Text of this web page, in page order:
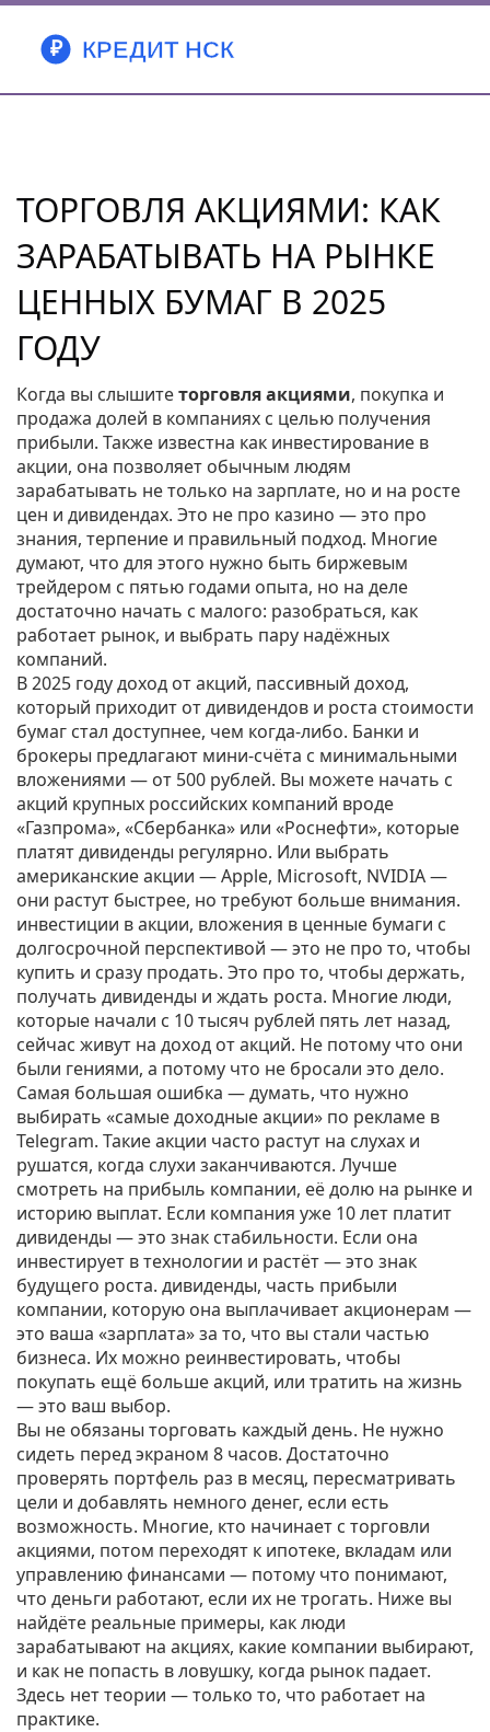
ТОРГОВЛЯ АКЦИЯМИ: КАК
ЗАРАБАТЫВАТЬ НА РЫНКЕ
ЦЕННЫХ БУМАГ В 2025
ГОДУ
Когда вы слышитеторговля акциями, покупка и
продажа долей в компаниях с целью получения
прибыли. Также известна как инвестирование в
акции, она позволяет обычным людям
зарабатывать не только на зарплате, но и на росте
цен и дивидендах. Это не про казино — это про
знания, терпение и правильный подход. Многие
думают, что для этого нужно быть биржевым
трейдером с пятью годами опыта, но на деле
достаточно начать с малого: разобраться, как
работает рынок, и выбрать пару надёжных
компаний.
В 2025 годудоход от акций, пассивный доход,
который приходит от дивидендов и роста стоимости
бумаг стал доступнее, чем когда-либо. Банки и
брокеры предлагают мини-счёта с минимальными
вложениями — от 500 рублей. Вы можете начать с
акций крупных российских компаний вроде
«Газпрома», «Сбербанка» или «Роснефти», которые
платят дивиденды регулярно. Или выбрать
американские акции — Apple, Microsoft, NVIDIA —
они растут быстрее, но требуют больше внимания.
инвестиции в акции, вложения в ценные бумаги с
долгосрочной перспективой — это не про то, чтобы
купить и сразу продать. Это про то, чтобы держать,
получать дивиденды и ждать роста. Многие люди,
которые начали с 10 тысяч рублей пять лет назад,
сейчас живут на доход от акций. Не потому что они
были гениями, а потому что не бросали это дело.
Самая большая ошибка — думать, что нужно
выбирать «самые доходные акции» по рекламе в
Telegram. Такие акции часто растут на слухах и
рушатся, когда слухи заканчиваются. Лучше
смотреть на прибыль компании, её долю на рынке и
историю выплат. Если компания уже 10 лет платит
дивиденды — это знак стабильности. Если она
инвестирует в технологии и растёт — это знак
будущего роста. дивиденды, часть прибыли
компании, которую она выплачивает акционерам —
это ваша «зарплата» за то, что вы стали частью
бизнеса. Их можно реинвестировать, чтобы
покупать ещё больше акций, или тратить на жизнь
— это ваш выбор.
Вы не обязаны торговать каждый день. Не нужно
сидеть перед экраном 8 часов. Достаточно
проверять портфель раз в месяц, пересматривать
цели и добавлять немного денег, если есть
возможность. Многие, кто начинает с торговли
акциями, потом переходят к ипотеке, вкладам или
управлению финансами — потому что понимают,
что деньги работают, если их не трогать. Ниже вы
найдёте реальные примеры, как люди
зарабатывают на акциях, какие компании выбирают,
и как не попасть в ловушку, когда рынок падает.
Здесь нет теории — только то, что работает на
практике.